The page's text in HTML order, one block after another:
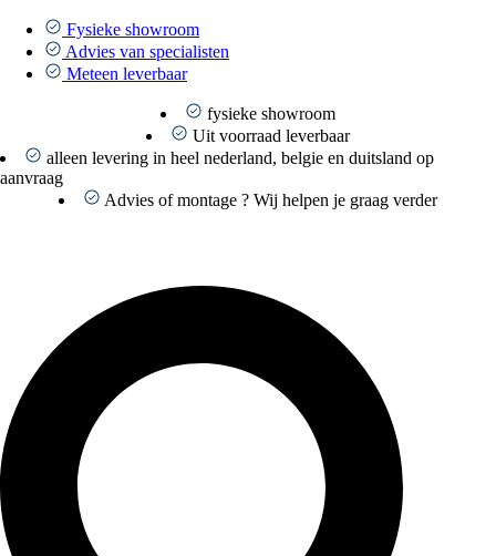
naar
inhoud
Fysieke showroom
Advies van specialisten
Meteen leverbaar
fysieke showroom
Uit voorraad leverbaar
alleen levering in heel nederland, belgie en duitsland op
aanvraag
Advies of montage ? Wij helpen je graag verder